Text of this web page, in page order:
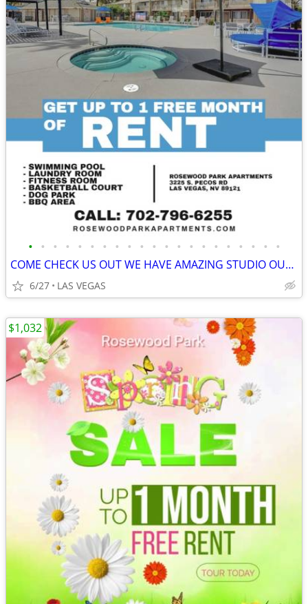
• • • • • • • • • • • • • • • • • • • • •
COME CHECK US OUT WE HAVE AMAZING STUDIO OUT UP TO 1 MONTH OFF
6/27 LAS VEGAS
$1,032